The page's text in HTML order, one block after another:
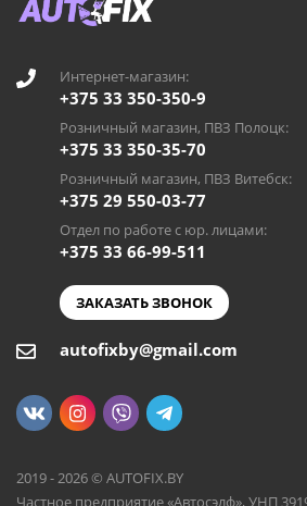
Интернет-магазин:
+375 33 350-350-9
Розничный магазин, ПВЗ Полоцк:
+375 33 350-35-70
Розничный магазин, ПВЗ Витебск:
+375 29 550-03-77
Отдел по работе с юр. лицами:
+375 33 66-99-511
ЗАКАЗАТЬ ЗВОНОК
autofixby@gmail.com
2019 - 2026 © AUTOFIX.BY
Частное предприятие «Автосэлф», УНП